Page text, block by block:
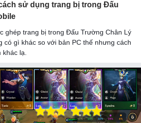
sử dụng trang bị trong Đấu
ghép trang bị trong Đấu Trường Chân Lý
có gì khác so với bản PC thế nhưng cách
lạ.